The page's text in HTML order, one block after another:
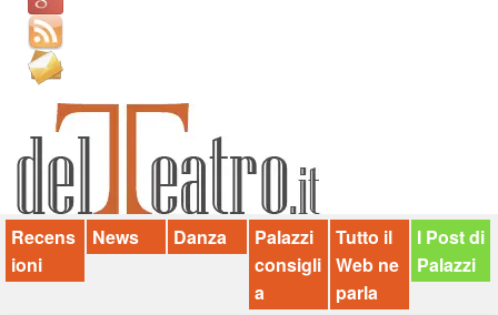
Palazzi consiglia
Video
Chi siamo
Contatti
dT in English
Recens
ioni
News Danza
Palazzi
consigli
a
Tutto il
Web ne
parla
I Post di
Palazzi